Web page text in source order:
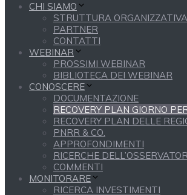
CHI SIAMO
STRUTTURA ORGANIZZATIVA
PARTNER
CONTATTI
WEBINAR
PROSSIMI WEBINAR
BIBLIOTECA DEI WEBINAR
CONOSCERE
DOCUMENTAZIONE
RECOVERY PLAN GIORNO
RECOVERY PLAN DELLE
PNRR & CO.
APPROFONDIMENTI
RICERCHE
COMMENTI
MONITORARE
RICERCA INVESTIMENTI